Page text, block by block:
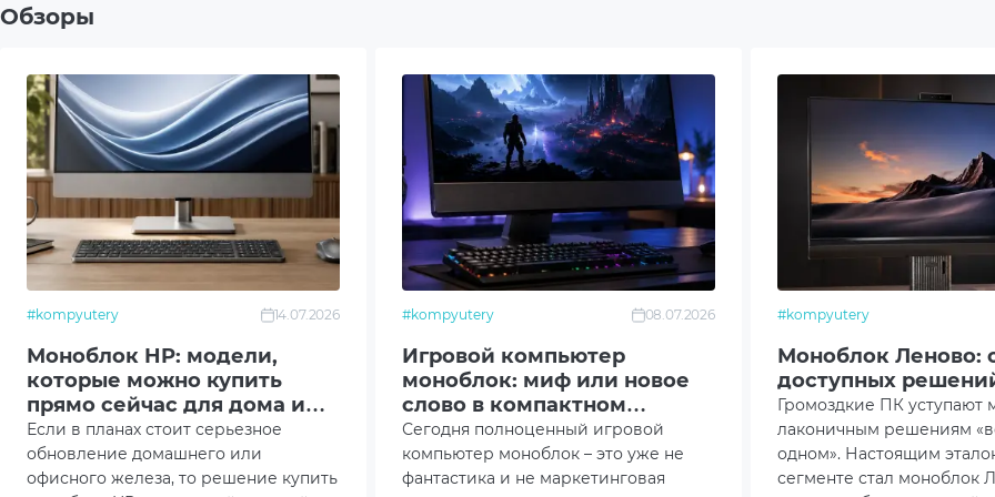
Передние порты ввода/вывода
(Корпус)
2xUSB2.0 + 1xUSB Type-C
Задние порты ввода/вывода
(Материнская плата)
1 x DC Power Connector 1 x VGA 1 x HDMI 1 x Realtek 1Gb
Ethernet port 1 x USB 3.2 Gen 2 ports (Type-A) 1 x USB 3.2 Gen
ports (Type-С) 2 x USB 2.0 ports (Type-A) 2 x Audio jacks
Монитор
23.8" FullHD 1920x1080
Камера Web Camera FullHD
Акустическая система Стереодинамики
Сетевая карта 1Gb
Обзоры
#kompyutery 14.07.2026
Моноблок HP: модели,
которые можно купить
прямо сейчас для дома и
работы
Если в планах стоит серьезное
обновление домашнего или
офисного железа, то решение купить
#kompyutery 08.07.2026
Игровой компьютер
моноблок: миф или новое
слово в компактном
гейминге
Сегодня полноценный игровой
компьютер моноблок – это уже не
фантастика и не маркетинговая
#kompyutery
Моноблок Леново:
доступных
Громоздкие ПК уступают
лаконичным решениям
одном». Настоящим
сегменте стал моноблок